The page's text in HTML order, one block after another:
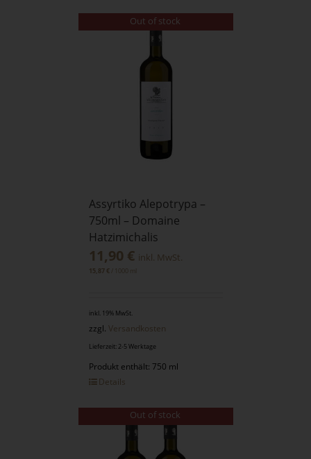
Out of stock
Assyrtiko Alepotrypa –
750ml – Domaine
Hatzimichalis
11,90 € inkl. MwSt.
15,87 €/ 1000
inkl. 19% MwSt.
zzgl. Versandkosten
Lieferzeit: 2-5 Werktage
Produkt enthält: 750 ml
Details
Out of stock